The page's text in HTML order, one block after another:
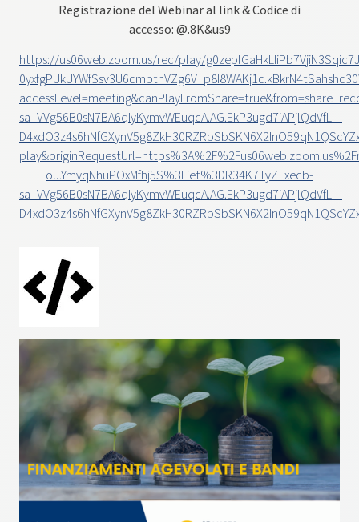
Registrazione del Webinar al link & Codice di
accesso: @.8K&us9
https://us06web.zoom.us/rec/play/
sa_VVg56B0sN7BA6qIyKymvWEuqcA.AG.EkP3ugd7iAPjlQdVfL_-
ou.YmyqNhuPOxMfhj5S%3Fiet%3DR34K7TyZ_xecb-
sa_VVg56B0sN7BA6qIyKymvWEuqcA.AG.EkP3ugd7iAPjlQdVfL_-